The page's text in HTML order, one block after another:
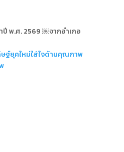
ำปี พ.ศ. 2569 ￼จากอำเภอ
ฐ์ยุคใหม่ใส่ใจด้านคุณภาพ